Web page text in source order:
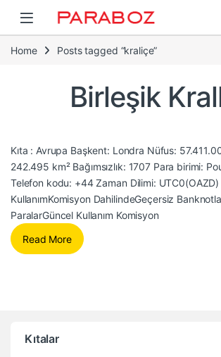
Home Posts tagged “kraliçe”
Birleşik
Kıta : Avrupa Başkent: Londra Nüfus:
242.495 km² Bağımsızlık: 1707 Para birimi:
Telefon kodu: +44 Zaman Dilimi: UTC0(OAZD)
KullanımKomisyon DahilindeGeçersiz
ParalarGüncel Kullanım Komisyon
Read More
Kıtalar